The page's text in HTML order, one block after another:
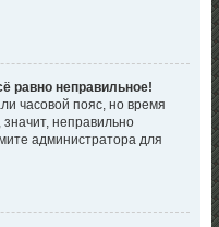
равно неправильное!
часовой пояс, но время
неправильно
администратора для